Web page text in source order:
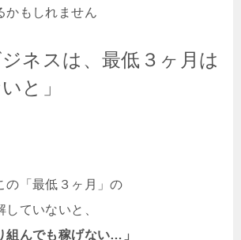
かもしれません
ジネスは、最低３ヶ月は
と」
の「最低３ヶ月」の
ていないと、
組んでも稼げない…」